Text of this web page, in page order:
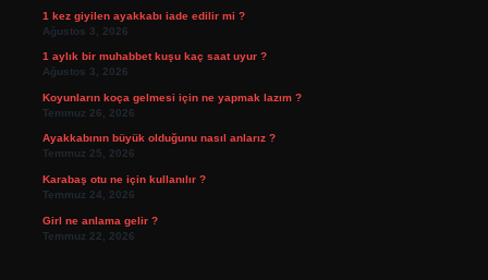
1 kez giyilen ayakkabı iade edilir mi ?
Ağustos 3, 2026
1 aylık bir muhabbet kuşu kaç saat uyur ?
Ağustos 3, 2026
Koyunların koça gelmesi için ne yapmak lazım ?
Temmuz 26, 2026
Ayakkabının büyük olduğunu nasıl anlarız ?
Temmuz 25, 2026
Karabaş otu ne için kullanılır ?
Temmuz 24, 2026
Girl ne anlama gelir ?
Temmuz 22, 2026